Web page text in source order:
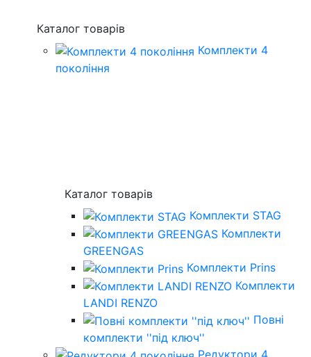
Каталог товарів
Комплекти 4
покоління
Каталог товарів
Комплекти STAG
Комплекти
GREENGAS
Комплекти Prins
Комплекти
LANDI RENZO
Повнi
комплекти ''пiд ключ''